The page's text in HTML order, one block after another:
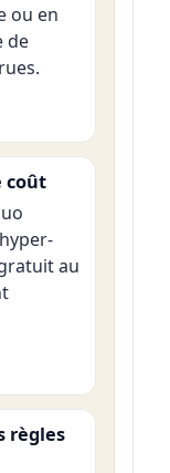
ou en
de
coût
au
règles